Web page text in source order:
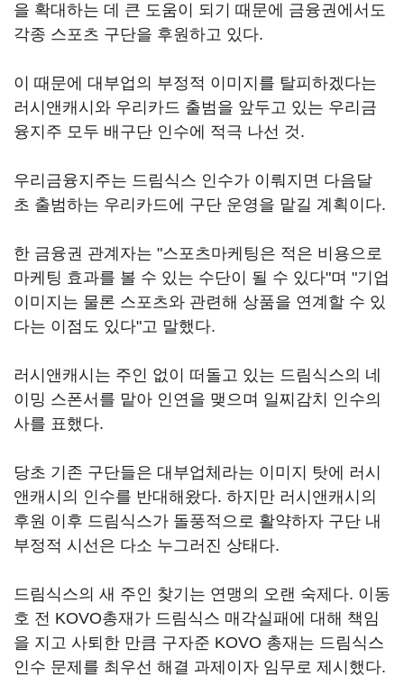
을 확대하는 데 큰 도움이 되기 때문에 금융권에서도
각종 스포츠 구단을 후원하고 있다.
이 때문에 대부업의 부정적 이미지를 탈피하겠다는
러시앤캐시와 우리카드 출범을 앞두고 있는 우리금
융지주 모두 배구단 인수에 적극 나선 것.
우리금융지주는 드림식스 인수가 이뤄지면 다음달
초 출범하는 우리카드에 구단 운영을 맡길 계획이다.
한 금융권 관계자는 "스포츠마케팅은 적은 비용으로
마케팅 효과를 볼 수 있는 수단이 될 수 있다"며 "기업
이미지는 물론 스포츠와 관련해 상품을 연계할 수 있
다는 이점도 있다"고 말했다.
러시앤캐시는 주인 없이 떠돌고 있는 드림식스의 네
이밍 스폰서를 맡아 인연을 맺으며 일찌감치 인수의
사를 표했다.
당초 기존 구단들은 대부업체라는 이미지 탓에 러시
앤캐시의 인수를 반대해왔다. 하지만 러시앤캐시의
후원 이후 드림식스가 돌풍적으로 활약하자 구단 내
부정적 시선은 다소 누그러진 상태다.
드림식스의 새 주인 찾기는 연맹의 오랜 숙제다. 이동
호 전 KOVO총재가 드림식스 매각실패에 대해 책임
을 지고 사퇴한 만큼 구자준 KOVO 총재는 드림식스
인수 문제를 최우선 해결 과제이자 임무로 제시했다.